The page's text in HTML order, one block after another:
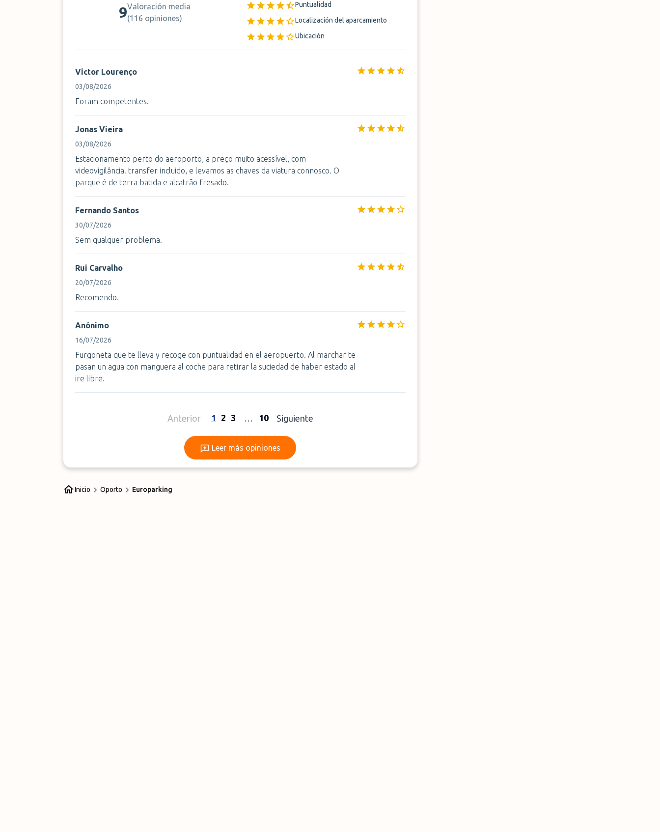
9Valoración media
(116 opiniones)
Puntualidad
Localización del aparcamiento
Ubicación
Victor Lourenço
03/08/2026
Foram competentes.
Jonas Vieira
03/08/2026
Estacionamento perto do aeroporto, a preço muito acessível, com
videovigilância. transfer incluido, e levamos as chaves da viatura connosco. O
parque é de terra batida e alcatrão fresado.
Fernando Santos
30/07/2026
Sem qualquer problema.
Rui Carvalho
20/07/2026
Recomendo.
Anónimo
16/07/2026
Furgoneta que te lleva y recoge con puntualidad en el aeropuerto. Al marchar te
pasan un agua con manguera al coche para retirar la suciedad de haber estado al
ire libre.
Anterior 1 2 3 … 10 Siguiente
Leer más opiniones
Leer más opiniones
Inicio Oporto Europarking